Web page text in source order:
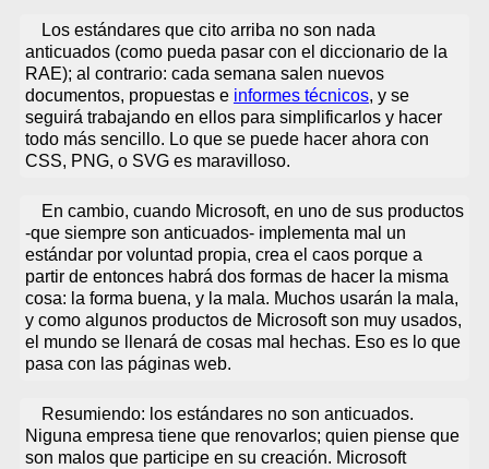
Los estándares que cito arriba no son nada
anticuados (como pueda pasar con el diccionario de la
RAE); al contrario: cada semana salen nuevos
documentos, propuestas e informes técnicos, y se
seguirá trabajando en ellos para simplificarlos y hacer
todo más sencillo. Lo que se puede hacer ahora con
CSS, PNG, o SVG es maravilloso.
En cambio, cuando Microsoft, en uno de sus productos
-que siempre son anticuados- implementa mal un
estándar por voluntad propia, crea el caos porque a
partir de entonces habrá dos formas de hacer la misma
cosa: la forma buena, y la mala. Muchos usarán la mala,
y como algunos productos de Microsoft son muy usados,
el mundo se llenará de cosas mal hechas. Eso es lo que
pasa con las páginas web.
Resumiendo: los estándares no son anticuados.
Niguna empresa tiene que renovarlos; quien piense que
son malos que participe en su creación. Microsoft